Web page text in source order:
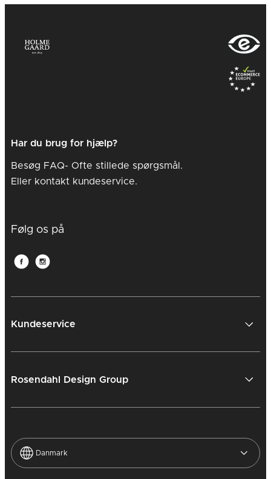
Har du brug for hjælp?
Besøg FAQ- Ofte stillede spørgsmål.
Eller kontakt kundeservice.
Følg os på
Kundeservice
Rosendahl Design Group
Danmark